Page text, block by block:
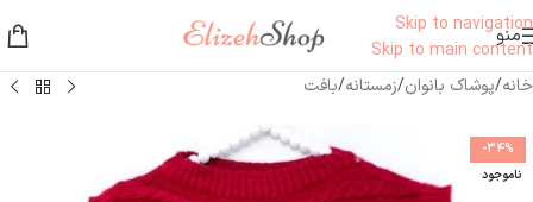
Skip to navigation
Skip to main content
منو
خانه/پوشاک بانوان/زمستانه/بافت
-34%
ناموجود